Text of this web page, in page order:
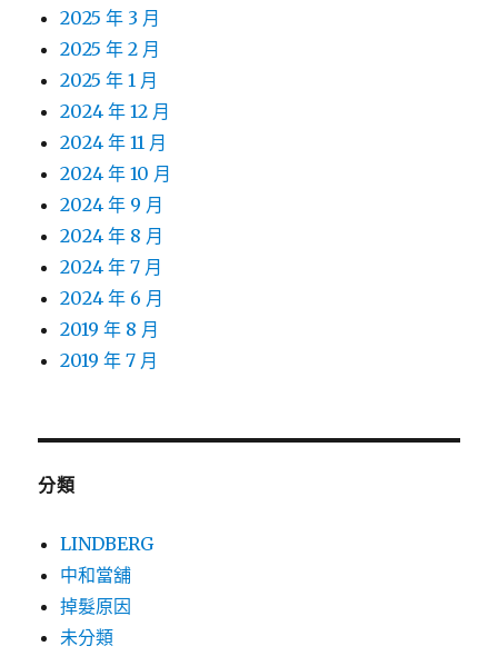
2025 年 3 月
2025 年 2 月
2025 年 1 月
2024 年 12 月
2024 年 11 月
2024 年 10 月
2024 年 9 月
2024 年 8 月
2024 年 7 月
2024 年 6 月
2019 年 8 月
2019 年 7 月
分類
LINDBERG
中和當舖
掉髮原因
未分類